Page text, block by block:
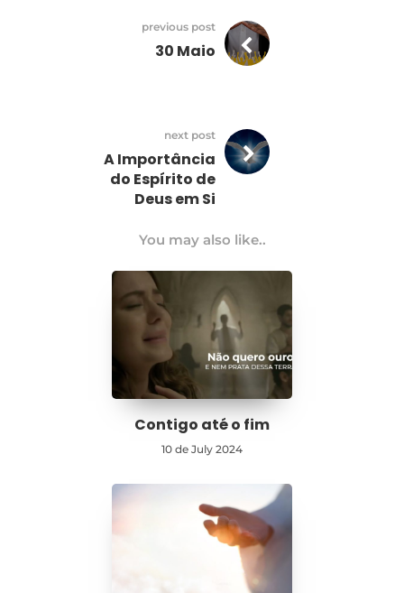
previous post
30 Maio
next post
A Importância
do Espírito de
Deus em Si
You may also like..
Contigo até o fim
10 de July 2024